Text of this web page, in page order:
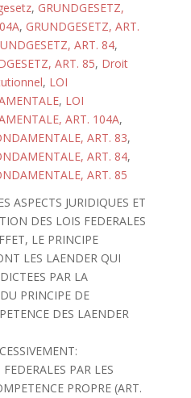
, GRUNDGESETZ,
, GRUNDGESETZ, ART.
ART. 84,
ART. 85, Droit
, LOI
, LOI
ART. 104A,
ART. 83,
ART. 84,
ART. 85
ASPECTS JURIDIQUES ET
DES LOIS FEDERALES
LE PRINCIPE
LES LAENDER QUI
PAR LA
PRINCIPE DE
DES LAENDER
PAR LES
PROPRE (ART.